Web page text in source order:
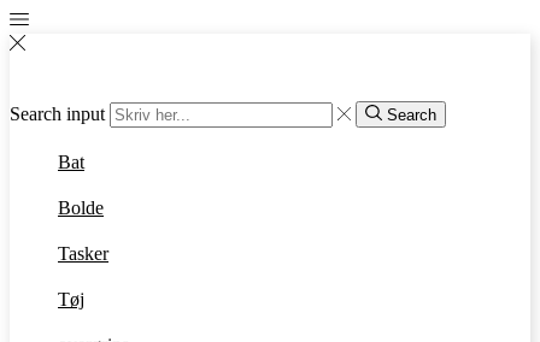
Search input Search
Bat
Bolde
Tasker
Tøj